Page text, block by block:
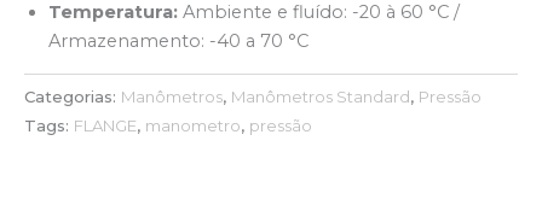
Temperatura: Ambiente e fluído: -20 à 60 °C /
Armazenamento: -40 a 70 °C
Categorias: Manômetros, Manômetros Standard, Pressão
Tags: FLANGE, manometro, pressão